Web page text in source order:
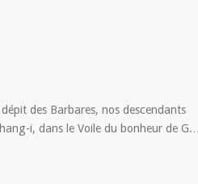
des Barbares, nos descendants
i, dans le Voile du bonheur de G.…